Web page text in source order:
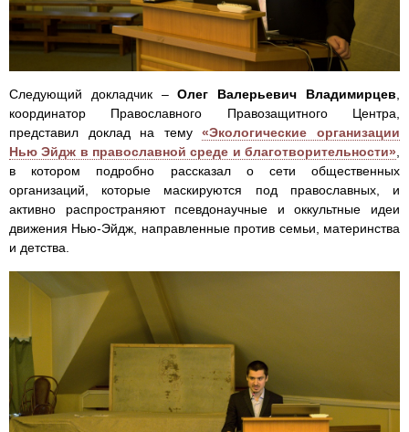
Следующий докладчик –Олег Валерьевич Владимирцев,
координатор Православного Правозащитного Центра,
представил доклад на тему«Экологические организации
Нью Эйдж в православной среде и благотворительности»,
в котором подробно рассказал о сети общественных
организаций, которые маскируются под православных, и
активно распространяют псевдонаучные и оккультные идеи
движения Нью-Эйдж, направленные против семьи, материнства
и детства.